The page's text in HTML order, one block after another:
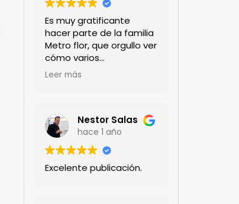
Es muy gratificante
hacer parte de la familia
Metro flor, que orgullo ver
cómo varios
profesionales hombres y
técnicas. Gracias por
mantenernos al día.mil
GRACIAS
Leer más
Nestor Salas
hace 1 año
Excelente publicación.